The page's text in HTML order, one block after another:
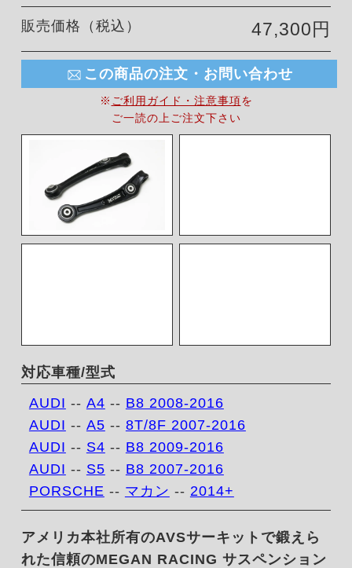
販売価格（税込） 47,300円
この商品の注文・お問い合わせ
※ ご利用ガイド・注意事項を
ご一読の上ご注文下さい
対応車種/型式
AUDI -- A4 -- B8 2008-2016
AUDI -- A5 -- 8T/8F 2007-2016
AUDI -- S4 -- B8 2009-2016
AUDI -- S5 -- B8 2007-2016
PORSCHE -- マカン -- 2014+
アメリカ本社所有のAVSサーキットで鍛えら
れた信頼のMEGAN RACING サスペンション